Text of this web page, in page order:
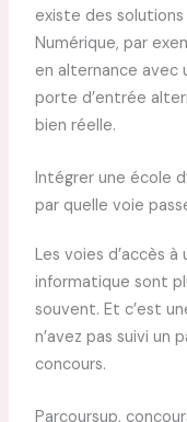
existe des solutions
Numérique, par
en alternance avec
porte d’entrée
bien réelle.
Intégrer une école
par quelle voie
Les voies d’accès à
informatique sont
souvent. Et c’est
n’avez pas suivi un
concours.
Parcoursup,